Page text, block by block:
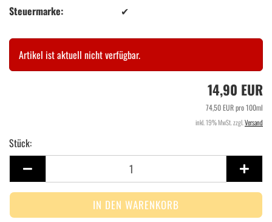
Steuermarke: ✔
Artikel ist aktuell nicht verfügbar.
14,90 EUR
74,50 EUR pro 100ml
inkl. 19% MwSt. zzgl. Versand
Stück:
Stück